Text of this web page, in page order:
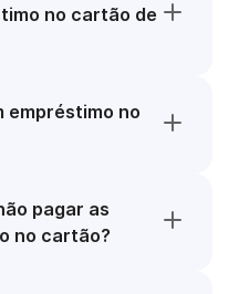
no cartão de
empréstimo no
pagar as
no cartão?